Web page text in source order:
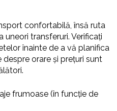
confortabilă, însă ruta
uneori transferuri. Verificați
înainte de a vă planifica
orare și prețuri sunt
frumoase (în funcție de